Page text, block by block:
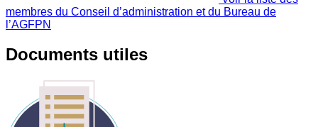
membres du Conseil d’administration et du Bureau de
l’AGFPN
Documents utiles